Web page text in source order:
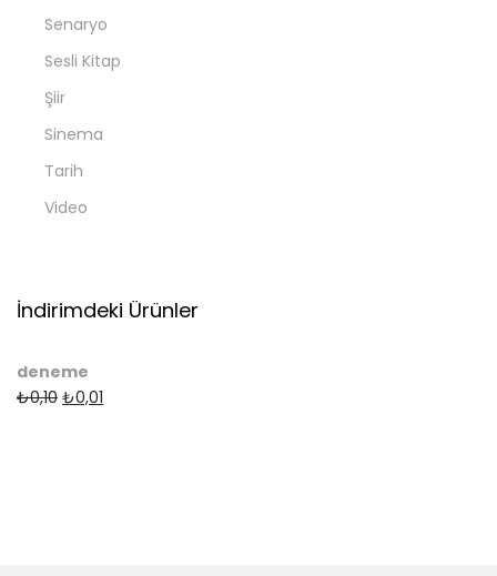
Senaryo
Sesli Kitap
Şiir
Sinema
Tarih
Video
İndirimdeki Ürünler
deneme
₺0,10 ₺0,01